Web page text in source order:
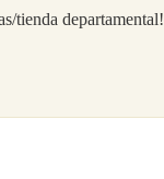
tienda departamental!